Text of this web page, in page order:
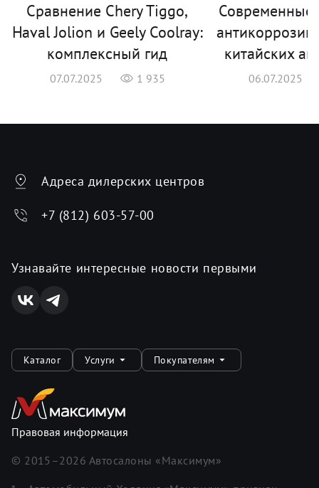
Сравнение Chery Tiggo,
Haval Jolion и Geely Coolray:
комплексный гид
07.07.2025 1 935
Современные
китайских
06.07.2025
Адреса дилерских центров
+7 (812) 603-57-00
Узнавайте интересные новости первыми
Каталог Услуги Покупателям
Правовая информация
© 2015–2026 Автосалоны «Максимум»